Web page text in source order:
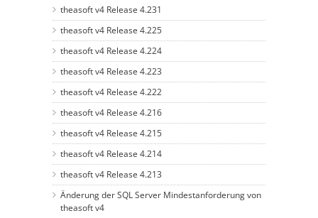
theasoft v4 Release 4.231
theasoft v4 Release 4.225
theasoft v4 Release 4.224
theasoft v4 Release 4.223
theasoft v4 Release 4.222
theasoft v4 Release 4.216
theasoft v4 Release 4.215
theasoft v4 Release 4.214
theasoft v4 Release 4.213
Änderung der SQL Server Mindestanforderung von
theasoft v4